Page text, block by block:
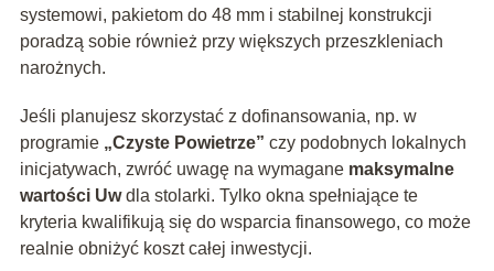
systemowi, pakietom do 48 mm i stabilnej konstrukcji
poradzą sobie również przy większych przeszkleniach
narożnych.
Jeśli planujesz skorzystać z dofinansowania, np. w
programie „Czyste Powietrze” czy podobnych lokalnych
inicjatywach, zwróć uwagę na wymagane maksymalne
wartości Uwdla stolarki. Tylko okna spełniające te
kryteria kwalifikują się do wsparcia finansowego, co może
realnie obniżyć koszt całej inwestycji.